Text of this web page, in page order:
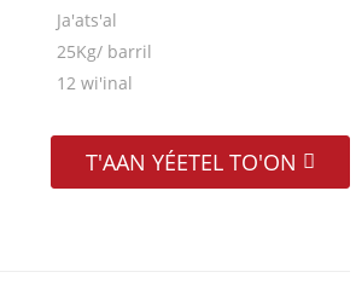
Ja'ats'al
25Kg/ barril
12 wi'inal
T'AAN YÉETEL TO'ON